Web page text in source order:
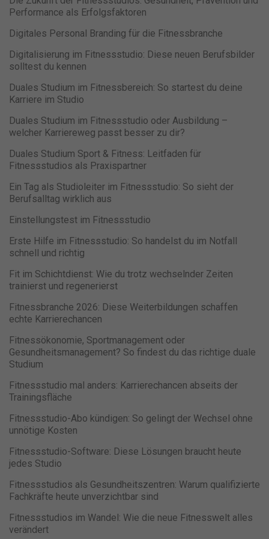
Performance als Erfolgsfaktoren
Digitales Personal Branding für die Fitnessbranche
Digitalisierung im Fitnessstudio: Diese neuen Berufsbilder
solltest du kennen
Duales Studium im Fitnessbereich: So startest du deine
Karriere im Studio
Duales Studium im Fitnessstudio oder Ausbildung –
welcher Karriereweg passt besser zu dir?
Duales Studium Sport & Fitness: Leitfaden für
Fitnessstudios als Praxispartner
Ein Tag als Studioleiter im Fitnessstudio: So sieht der
Berufsalltag wirklich aus
Einstellungstest im Fitnessstudio
Erste Hilfe im Fitnessstudio: So handelst du im Notfall
schnell und richtig
Fit im Schichtdienst: Wie du trotz wechselnder Zeiten
trainierst und regenerierst
Fitnessbranche 2026: Diese Weiterbildungen schaffen
echte Karrierechancen
Fitnessökonomie, Sportmanagement oder
Gesundheitsmanagement? So findest du das richtige duale
Studium
Fitnessstudio mal anders: Karrierechancen abseits der
Trainingsfläche
Fitnessstudio-Abo kündigen: So gelingt der Wechsel ohne
unnötige Kosten
Fitnessstudio-Software: Diese Lösungen braucht heute
jedes Studio
Fitnessstudios als Gesundheitszentren: Warum qualifizierte
Fachkräfte heute unverzichtbar sind
Fitnessstudios im Wandel: Wie die neue Fitnesswelt alles
verändert
freiwilligen Diensten geben möchten, müssen Sie Ihre
Erziehungsberechtigten um Erlaubnis bitten.
Wir verwenden Cookies und andere Technologien auf unserer
helfen, diese Website und Ihre Erfahrung zu verbessern.
Personenbezogene Daten können verarbeitet werden (z. B. IP-
Anzeigen- und Inhaltsmessung.Weitere Informationen über die
Verwendung Ihrer Daten finden Sie in unserer
individueller Einstellungen möglicherweise nicht alle Funktionen
der Website zur Verfügung stehen.
können Ihre Einwilligung zu ganzen Kategorien geben oder sich
weitere Informationen anzeigen lassen und so nur bestimmte
Alle akzeptieren
Datenschutzeinstellungen
Essenziell (1)
für die einwandfreie Funktion der Website erforderlich.
Cookie-Informationen anzeigen
Marketing (1)
verwendet, um personalisierte Werbung anzuzeigen. Sie tun dies, indem
sie Besucher über Websites hinweg verfolgen.
powered by Borlabs Cookie Datenschutzerklärung